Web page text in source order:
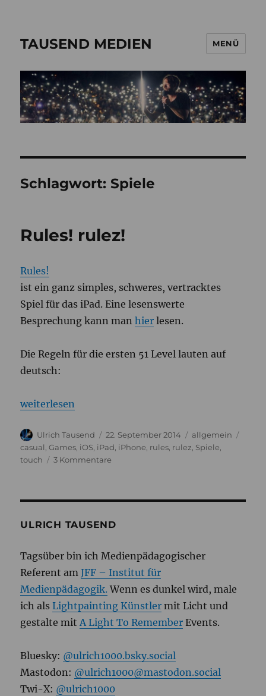
TAUSEND MEDIEN MENÜ
Schlagwort: Spiele
Rules! rulez!
Rules!
ist ein ganz simples, schweres, vertracktes
Spiel für das iPad. Eine lesenswerte
Besprechung kann manhier lesen.
Die Regeln für die ersten 51 Level lauten auf
deutsch:
„Rules! rulez!“
weiterlesen
Autor
Ulrich Tausend
Veröffentlicht
am
22. September 2014 Kategorien
allgemein
casual,Games, iOS, iPad, iPhone, rules, rulez, Spiele,
touch
3 Kommentare
ULRICH TAUSEND
Tagsüber bin ich Medienpädagogischer
Referent amJFF – Institut für
Medienpädagogik. Wenn es dunkel wird, male
ich alsLightpainting Künstler mit Licht und
gestalte mitA Light To Remember Events.
Bluesky: @ulrich1000.bsky.social
Mastodon: @ulrich1000@mastodon.social
Twi-X: @ulrich1000